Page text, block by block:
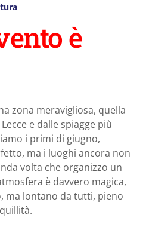
è
zona meravigliosa, quella
e dalle spiagge più
i primi di giugno,
ma i luoghi ancora non
volta che organizzo un
è davvero magica,
ma lontano da tutti, pieno